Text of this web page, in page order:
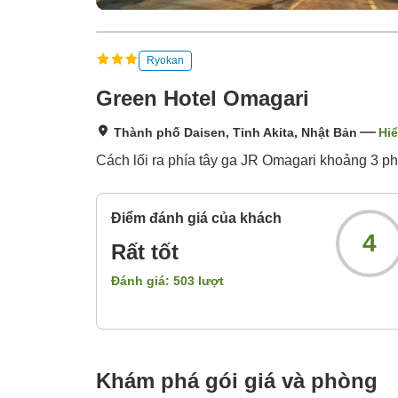
Ryokan
Green Hotel Omagari
Thành phố Daisen, Tỉnh Akita, Nhật Bản
Cách lối ra phía tây ga JR Omagari khoảng 3
Điểm đánh giá của khách
Rất tốt
Đánh giá: 503 lượt
4
Khám phá gói giá và phòng